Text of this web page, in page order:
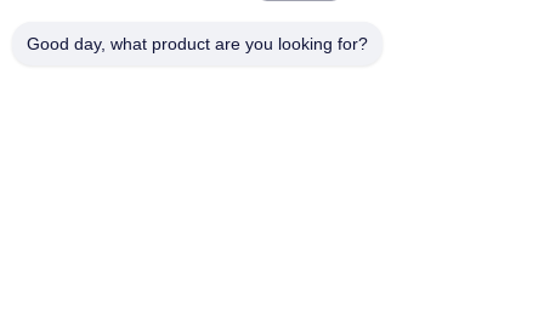
Good day, what product are you looking for?